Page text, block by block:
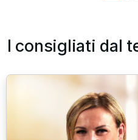
I consigliati dal